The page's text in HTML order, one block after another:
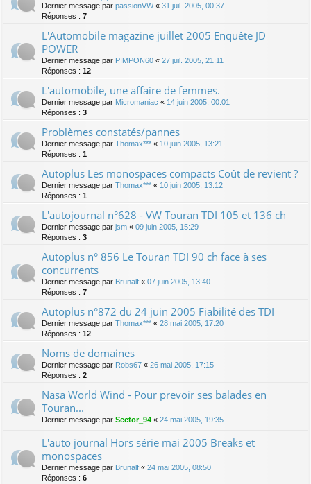
Dernier message par passionVW« 31 juil. 2005, 00:37
Réponses : 7
L'Automobile magazine juillet 2005 Enquête JD
POWER
Dernier message par PIMPON60 « 27 juil. 2005, 21:11
Réponses : 12
L'automobile, une affaire de femmes.
Dernier message par Micromaniac « 14 juin 2005, 00:01
Réponses : 3
Problèmes constatés/pannes
Dernier message par Thomax*** « 10 juin 2005, 13:21
Réponses : 1
Autoplus Les monospaces compacts Coût de revient ?
Dernier message par Thomax*** « 10 juin 2005, 13:12
Réponses : 1
L'autojournal n°628 - VW Touran TDI 105 et 136 ch
Dernier message par jsm « 09 juin 2005, 15:29
Réponses : 3
Autoplus n° 856 Le Touran TDI 90 ch face à ses
concurrents
Dernier message par Brunalf « 07 juin 2005, 13:40
Réponses : 7
Autoplus n°872 du 24 juin 2005 Fiabilité des TDI
Dernier message par Thomax*** « 28 mai 2005, 17:20
Réponses : 12
Noms de domaines
Dernier message par Robs67 « 26 mai 2005, 17:15
Réponses : 2
Nasa World Wind - Pour prevoir ses balades en
Touran...
Dernier message par Sector_94 « 24 mai 2005, 19:35
L'auto journal Hors série mai 2005 Breaks et
monospaces
Dernier message par Brunalf « 24 mai 2005, 08:50
Réponses : 6